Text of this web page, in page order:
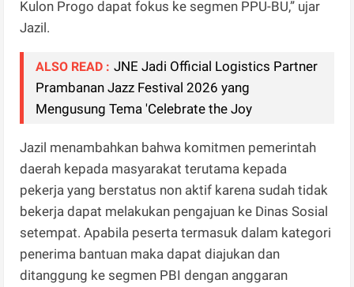
Kulon Progo dapat fokus ke segmen PPU-BU,” ujar
Jazil.
ALSO READ : JNE Jadi Official Logistics Partner
Prambanan Jazz Festival 2026 yang
Mengusung Tema 'Celebrate the Joy
Jazil menambahkan bahwa komitmen pemerintah
daerah kepada masyarakat terutama kepada
pekerja yang berstatus non aktif karena sudah tidak
bekerja dapat melakukan pengajuan ke Dinas Sosial
setempat. Apabila peserta termasuk dalam kategori
penerima bantuan maka dapat diajukan dan
ditanggung ke segmen PBI dengan anggaran